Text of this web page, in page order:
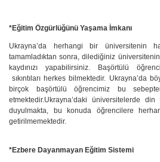
*Eğitim Özgürlüğünü Yaşama İmkanı
Ukrayna’da herhangi bir üniversitenin
tamamladıktan sonra, dilediğiniz
kaydınızı yapabilirsiniz. Başörtülü
sıkıntıları herkes bilmektedir. Ukrayna’da
birçok başörtülü öğrencimiz bu
etmektedir.Ukrayna’daki üniversitelerde
duyulmakta, bu konuda öğrencilere
getirilmemektedir.
*Ezbere Dayanmayan Eğitim Sistemi